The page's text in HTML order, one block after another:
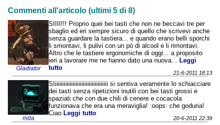
Commenti all'articolo (ultimi 5 di 8)
Gladiator
SIIII!!! Proprio quei bei tasti che non ne beccavi tre per
sbaglio ed eri sempre sicuro di quello che scrivevi anche
senza guardare la tastiera... e quando erano belli sporchi
li smontavi, li pulivi con un pò di alcool e li rimontavi.
Altro che le tastiere ergonomiche di oggi... a proposito
ieri a lavorare me ne hanno dato una nuova... Leggi
tutto
21-6-2011 18:13
mda
SIiiiiiiiiiiiiiiiiiiiiiiiiiiiiiiiiiiii si sentiva veramente lo schiacciare
dei tasti senza ripetizioni inutili con bei tasti grossi e
spaziati che con due chili di cenere e cocacola
funzionava che era una meraviglia! :oops: che goduria!
Ciao Leggi tutto
20-6-2011 22:39